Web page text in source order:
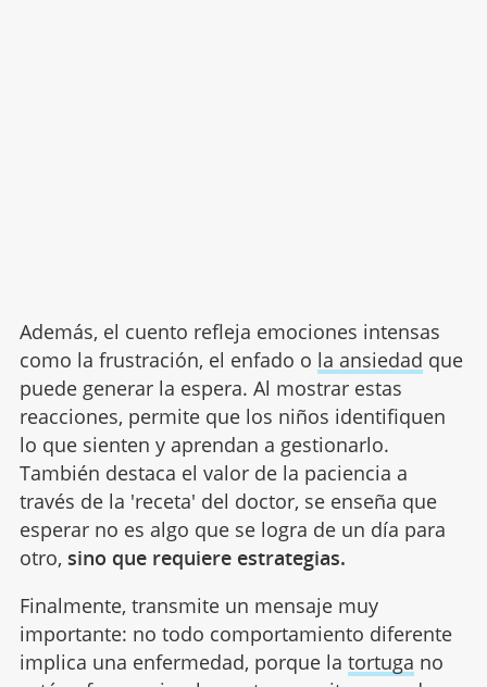
Además, el cuento refleja emociones intensas
como la frustración, el enfado o la ansiedad que
puede generar la espera. Al mostrar estas
reacciones, permite que los niños identifiquen
lo que sienten y aprendan a gestionarlo.
También destaca el valor de la paciencia a
través de la 'receta' del doctor, se enseña que
esperar no es algo que se logra de un día para
otro, sino que requiere estrategias.
Finalmente, transmite un mensaje muy
importante: no todo comportamiento diferente
implica una enfermedad, porque la tortuga no